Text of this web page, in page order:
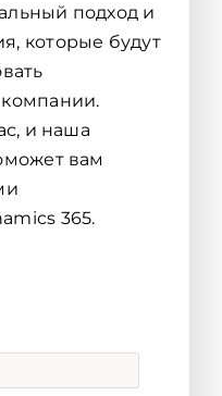
подход и
которые будут
и наша
вам
365.